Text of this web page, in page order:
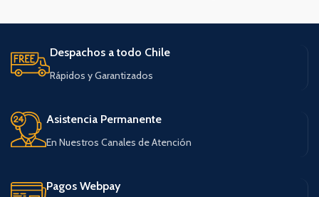
Despachos a todo Chile
Rápidos y Garantizados
Asistencia Permanente
En Nuestros Canales de Atención
Pagos Webpay